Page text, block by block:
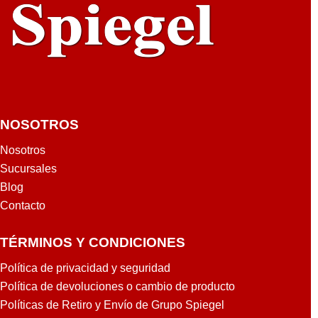
NOSOTROS
Nosotros
Sucursales
Blog
Contacto
TÉRMINOS Y CONDICIONES
Política de privacidad y seguridad
Política de devoluciones o cambio de producto
Políticas de Retiro y Envío de Grupo Spiegel